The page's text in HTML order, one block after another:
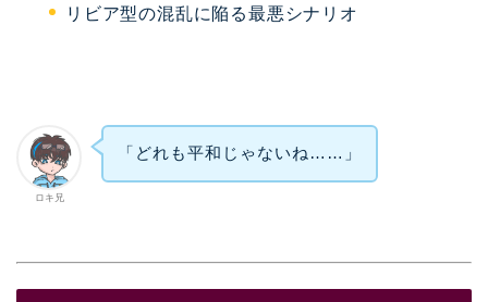
リビア型の混乱に陥る最悪シナリオ
ロキ兄
「どれも平和じゃないね……」